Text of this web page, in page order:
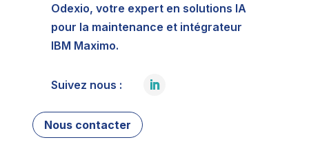
Odexio, votre expert en solutions IA
pour la maintenance et intégrateur
IBM Maximo.
Suivez nous :
Nous contacter